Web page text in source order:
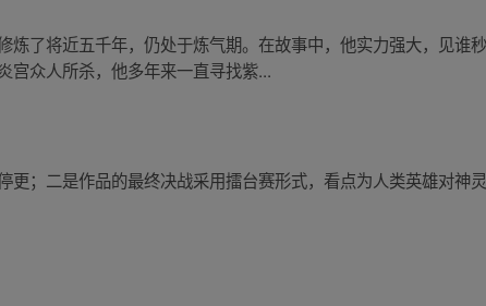
炼了将近五千年，仍处于炼气期。在故事中，他实力强大，见谁
宫众人所杀，他多年来一直寻找紫...
更；二是作品的最终决战采用擂台赛形式，看点为人类英雄对神